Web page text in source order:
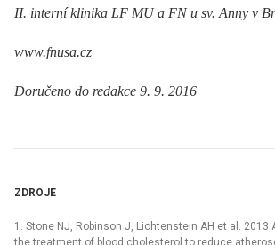
II. interní klinika LF MU a FN u sv. Anny v
www.fnusa.cz
Doručeno do redakce 9. 9. 2016
ZDROJE
1. Stone NJ, Robinson J, Lichtenstein AH et al. 2013
the treatment of blood cholesterol to reduce